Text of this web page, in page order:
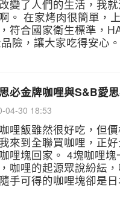
變了人們的生活，我
。 在家烤肉很簡單，
符合國家衛生標準，
險，讓大家吃得安心
必金牌咖哩與S&B愛
04-30 18:53
哩飯雖然很好吃，但
來到全聯買咖哩，正
哩塊回家。 4塊咖哩
咖哩的起源眾說紛紜
手可得的咖哩塊卻是